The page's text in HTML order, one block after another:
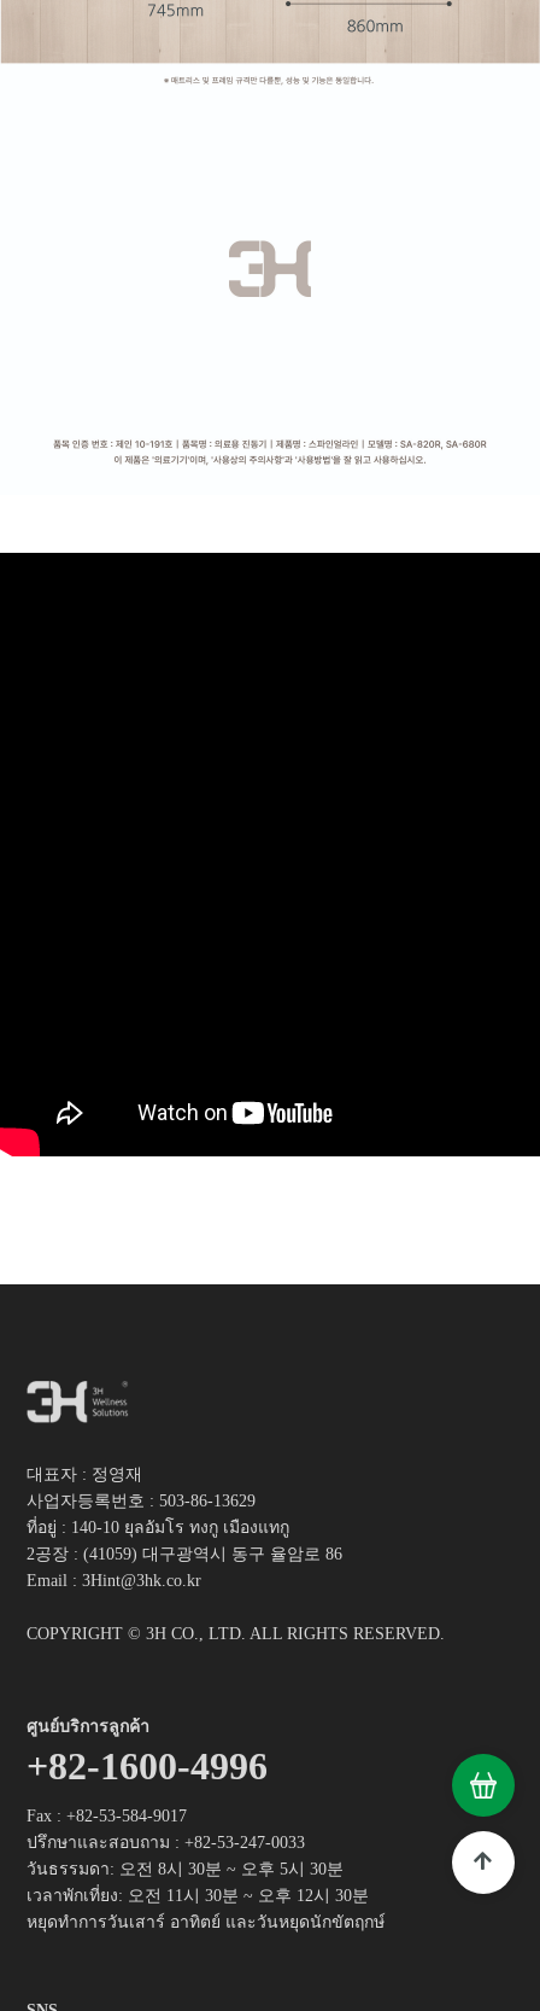
대표자 : 정영재
사업자등록번호 :503-86-13629
ที่อยู่ : 140-10 ยุลอัมโร ทงกู เมืองแทกู
2공장 : (41059) 대구광역시 동구 율암로 86
Email : 3Hint@3hk.co.kr
COPYRIGHT © 3H CO., LTD. ALL RIGHTS RESERVED.
ศูนย์บริการลูกค้า
+82-1600-4996
Fax : +82-53-584-9017
ปรึกษาและสอบถาม :+82-53-247-0033
วันธรรมดา: 오전 8시 30분 ~ 오후 5시 30분
เวลาพักเที่ยง: 오전 11시 30분 ~ 오후 12시 30분
หยุดทำการวันเสาร์ อาทิตย์ และวันหยุดนักขัตฤกษ์